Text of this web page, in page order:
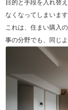
目的と手段を入れ替
なくなってしまいます
これは、住まい購入
事の分野でも、同じ